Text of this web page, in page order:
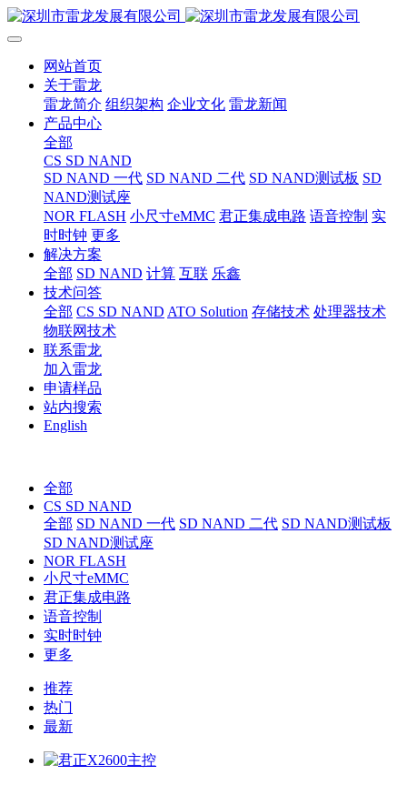
网站首页
关于雷龙
雷龙简介 组织架构 企业文化 雷龙新闻
产品中心
全部
CS SD NAND
SD NAND 一代 SD NAND 二代 SD NAND测试板 SD
NAND测试座
NOR FLASH 小尺寸eMMC 君正集成电路 语音控制 实
时时钟 更多
解决方案
全部 SD NAND 计算 互联 乐鑫
技术问答
全部 CS SD NAND ATO Solution 存储技术 处理器技术
物联网技术
联系雷龙
加入雷龙
申请样品
站内搜索
English
全部
CS SD NAND
全部 SD NAND 一代 SD NAND 二代 SD NAND测试板
SD NAND测试座
NOR FLASH
小尺寸eMMC
君正集成电路
语音控制
实时时钟
更多
推荐
热门
最新